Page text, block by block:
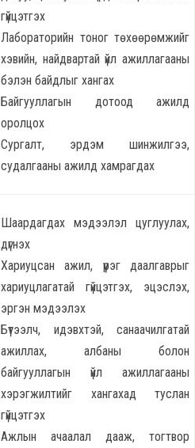
гүйцэтгэх
Лабораторийн тоног төхөөрөмжийг
хэвийн, найдвартай үйл ажиллагааны
бэлэн байдлыг хангах
Байгууллагын дотоод ажилд
оролцох
Сургалт, эрдэм шинжилгээ,
судалгааны ажилд хамрагдах
Шаардагдах мэдээлэл цуглуулах,
дүгнэх
Хариуцсан ажил, үүрэг даалгаврыг
хариуцлагатай гүйцэтгэх, эцэслэх,
эргэн мэдээлэх
Бүтээлч, идэвхтэй, санаачилгатай
ажиллах, албаны болон
байгууллагын үйл ажиллагааны
хэрэгжилтийг хангахад туслан
гүйцэтгэх
Ажлын ачаалал дааж, тогтвор